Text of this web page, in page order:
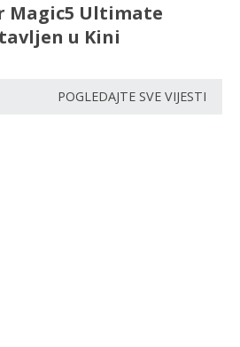
Magic5 Ultimate
u Kini
POGLEDAJTE SVE VIJESTI